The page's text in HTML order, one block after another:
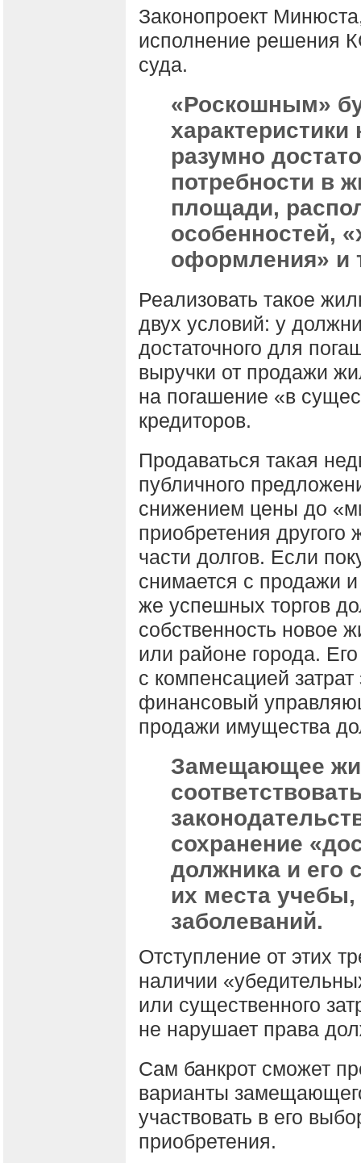
Законопроект
исполнение решения
суда.
«Роскошным»
разумно
потребности в
площади,
особенностей,
оформления» и
Реализовать такое
двух условий: у
достаточного для
выручки от продажи
на погашение «в
кредиторов.
Продаваться такая
публичного
снижением цены до
приобретения
части долгов. Если
снимается с продажи
же успешных торгов
собственность новое
или районе города.
с компенсацией
финансовый
продажи имущества
Замещающее
сохранение
должника и его
их места
заболеваний.
Отступление от этих
наличии
или существенного
не нарушает права
Сам банкрот сможет
варианты
участвовать в его
приобретения.